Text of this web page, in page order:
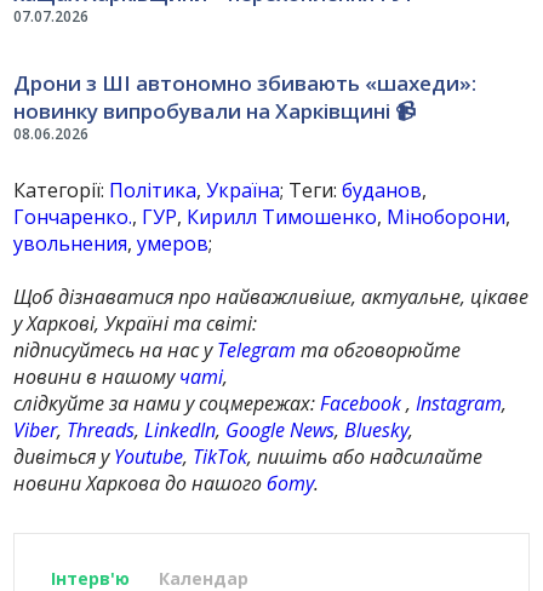
07.07.2026
08.06.2026
Дрони з ШІ автономно збивають «шахеди»:
новинку випробували на Харківщині 📹
Категорії: Політика,Україна; Теги:буданов,
Гончаренко., ГУР, Кирилл Тимошенко, Міноборони,
увольнения,умеров;
Щоб дізнаватися про найважливіше, актуальне, цікаве
у Харкові, Україні та світі:
підписуйтесь на нас уTelegram та обговорюйте
новини в нашомучаті,
слідкуйте за нами у соцмережах:Facebook,Instagram,
Viber, Threads,LinkedIn, Google News,Bluesky,
дивіться уYoutube, TikTok, пишіть або надсилайте
новини Харкова до нашогоботу.
Інтерв'ю Календар